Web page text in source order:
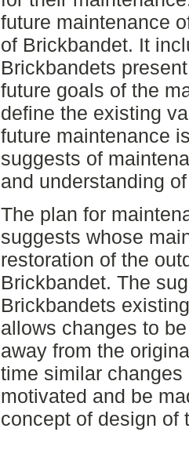
future maintenance
of Brickbandet. It
Brickbandets
future goals of the
define the existing
future maintenance
suggests of
and understanding
The plan for
suggests whose
restoration of the
Brickbandet. The
Brickbandets
allows changes to
away from the
time similar
motivated and be
concept of design of